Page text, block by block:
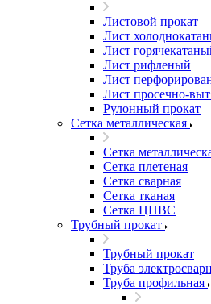
Листовой прокат
Лист
Лист
Лист рифленый
Лист
Лист просечно-
Рулонный прокат
Сетка металлическая
Сетка
Сетка плетеная
Сетка сварная
Сетка тканая
Сетка ЦПВС
Трубный прокат
Трубный прокат
Труба
Труба профильная